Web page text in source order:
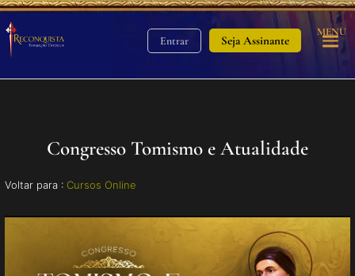
Entrar Seja Assinante
MENU
Congresso Tomismo e Atualidade
Voltar para : Cursos Online